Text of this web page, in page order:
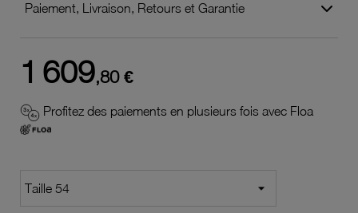
Paiement, Livraison, Retours et Garantie
1 609,80 €
Profitez des paiements en plusieurs fois avec Floa